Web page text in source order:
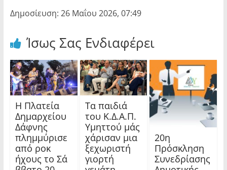
Δημοσίευση: 26 Μαΐου 2026, 07:49
Ίσως Σας Ενδιαφέρει
Η Πλατεία
Δημαρχείου
Δάφνης
πλημμύρισε
από ροκ
ήχους το Σά
Τα παιδιά
του Κ.Δ.Α.Π.
Υμηττού μάς
χάρισαν μια
ξεχωριστή
γιορτή
20η
Πρόσκληση
Συνεδρίασης